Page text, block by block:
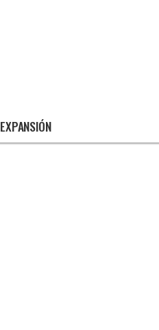
EXPANSIÓN